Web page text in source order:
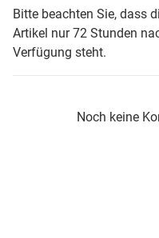
Bitte beachten Sie, dass
Artikel nur 72 Stunden
Verfügung steht.
Noch keine